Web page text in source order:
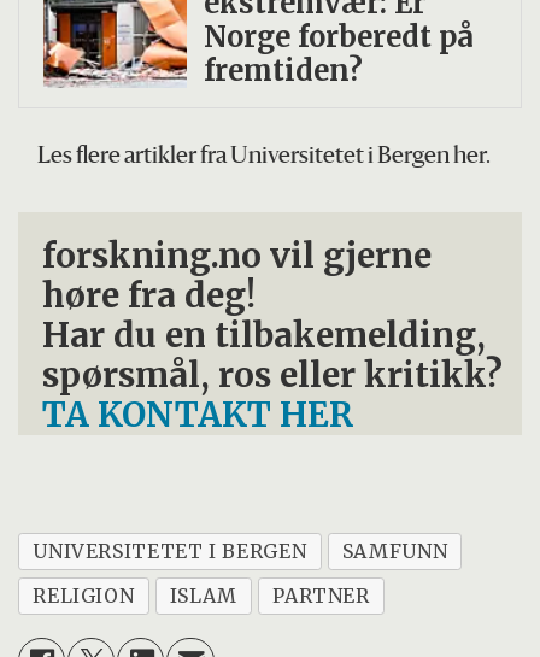
Norge forberedt på
fremtiden?
Les flere artikler fra Universitetet i Bergen her.
forskning.no vil gjerne
høre fra deg!
Har du en tilbakemelding,
spørsmål, ros eller kritikk?
TA KONTAKT HER
UNIVERSITETET I BERGEN
SAMFUNN
RELIGION
ISLAM PARTNER